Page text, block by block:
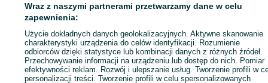
Zadzwoń / SMS
Wraz z naszymi partnerami przetwarzamy dane w celu
zapewnienia:
Użycie dokładnych danych geolokalizacyjnych. Aktywne skanowanie
charakterystyki urządzenia do celów identyfikacji. Rozumienie
odbiorców dzięki statystyce lub kombinacji danych z różnych źródeł.
Przechowywanie informacji na urządzeniu lub dostęp do nich. Pomiar
efektywności reklam. Rozwój i ulepszanie usług. Tworzenie profili w
personalizacji treści. Tworzenie profili w celu spersonalizowanych